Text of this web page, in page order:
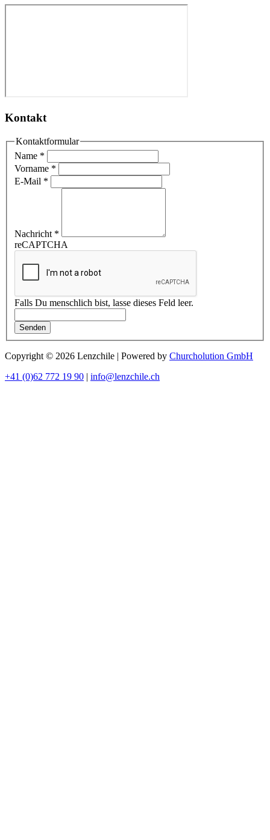
Kontakt
Kontaktformular
Name *
Vorname *
E-Mail *
Nachricht *
reCAPTCHA
Falls Du menschlich bist, lasse dieses Feld leer.
Senden
Copyright © 2026 Lenzchile | Powered by Churcholution GmbH
+41 (0)62 772 19 90 | info@lenzchile.ch